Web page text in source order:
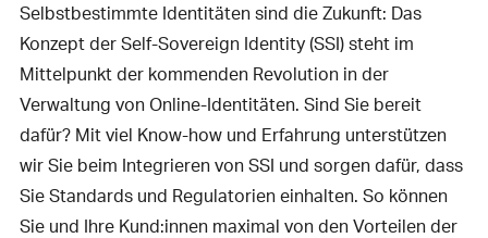
Selbstbestimmte Identitäten sind die Zukunft: Das
Konzept der Self-Sovereign Identity (SSI) steht im
Mittelpunkt der kommenden Revolution in der
Verwaltung von Online-Identitäten. Sind Sie bereit
dafür? Mit viel Know-how und Erfahrung unterstützen
wir Sie beim Integrieren von SSI und sorgen dafür, dass
Sie Standards und Regulatorien einhalten. So können
Sie und Ihre Kund:innen maximal von den Vorteilen der